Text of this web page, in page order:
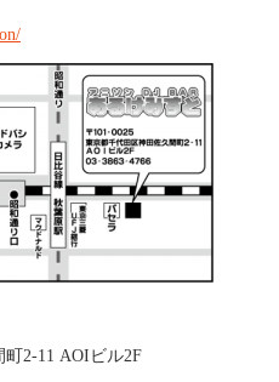
2-11 AOIビル2F